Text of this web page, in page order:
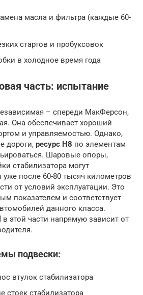
масла и фильтра (каждые 60-
стартов и пробуксовок
в холодное время года
часть: испытание
– спереди МакФерсон,
Она обеспечивает хороший
и управляемостью. Однако,
дороги, ресурс H8 по элементам
Шаровые опоры,
стабилизатора могут
после 60-80 тысяч километров
от условий эксплуатации. Это
показателем и соответствует
данного класса.
в этой части напрямую зависит от
подвески:
втулок стабилизатора
стоек стабилизатора